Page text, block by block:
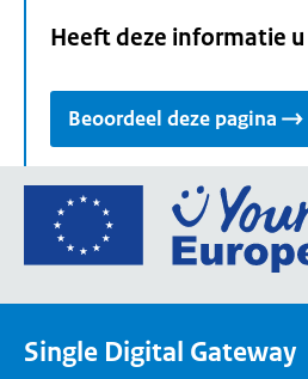
Heeft deze informatie
Beoordeel deze pagina
Single Digital Gateway